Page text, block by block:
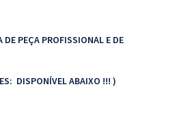
PEÇA PROFISSIONAL E DE
DISPONÍVEL ABAIXO !!! )